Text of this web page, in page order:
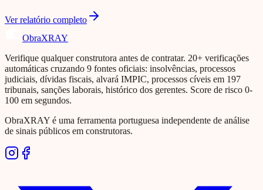
Ver relatório completo
ObraXRAY
Verifique qualquer construtora antes de contratar. 20+ verificações
automáticas cruzando 9 fontes oficiais: insolvências, processos
judiciais, dívidas fiscais, alvará IMPIC, processos cíveis em 197
tribunais, sanções laborais, histórico dos gerentes. Score de risco 0-
100 em segundos.
ObraXRAY é uma ferramenta portuguesa independente de análise
de sinais públicos em construtoras.